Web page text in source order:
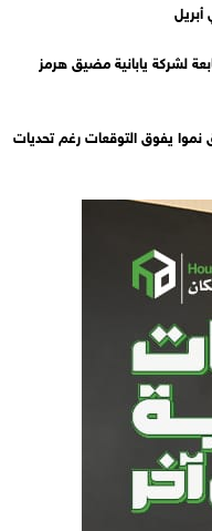
لشركة يابانية مضيق هرمز
نموا يفوق التوقعات رغم تحديات